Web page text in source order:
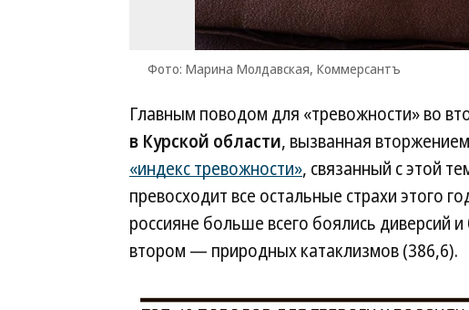
Фото: Марина Молдавская, Коммерсантъ
Главным поводом для «тревожности» во
в Курской области, вызванная
«индекс тревожности», связанный с этой
превосходит все остальные страхи этого
россияне больше всего боялись диверсий
втором — природных катаклизмов (386,6).